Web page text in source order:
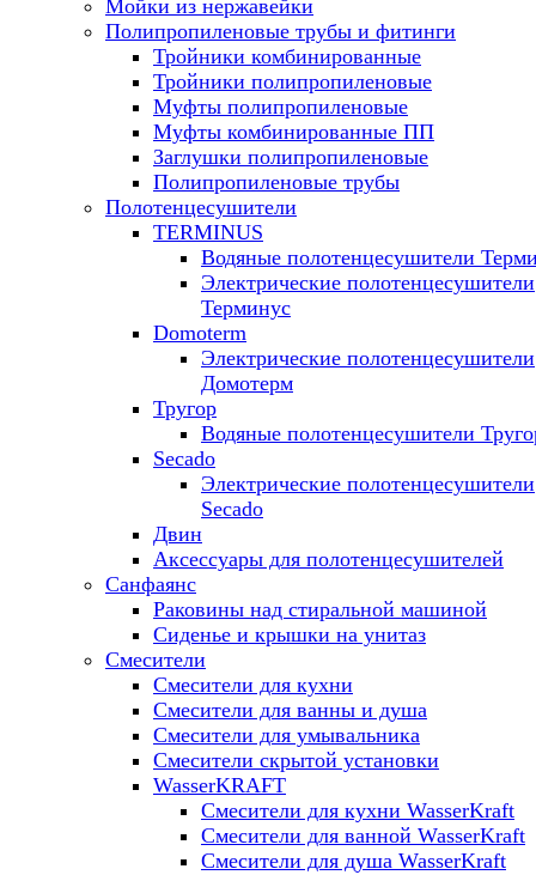
Мойки из нержавейки
Полипропиленовые трубы и фитинги
Тройники комбинированные
Тройники полипропиленовые
Муфты полипропиленовые
Муфты комбинированные ПП
Заглушки полипропиленовые
Полипропиленовые трубы
Полотенцесушители
TERMINUS
Водяные полотенцесушители
Электрические полотенцесушители
Терминус
Domoterm
Электрические полотенцесушители
Домотерм
Тругор
Водяные полотенцесушители
Secado
Электрические полотенцесушители
Secado
Двин
Аксессуары для полотенцесушителей
Санфаянс
Раковины над стиральной машиной
Сиденье и крышки на унитаз
Смесители
Смесители для кухни
Смесители для ванны и душа
Смесители для умывальника
Смесители скрытой установки
WasserKRAFT
Смесители для кухни WasserKraft
Смесители для ванной WasserKraft
Смесители для душа WasserKraft